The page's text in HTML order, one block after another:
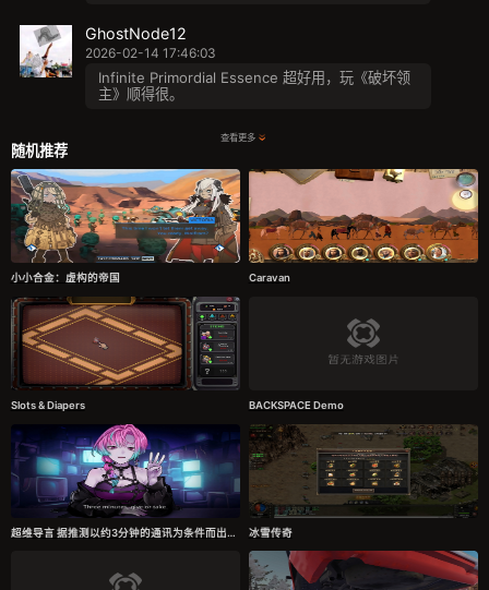
GhostNode12
2026-02-14 17:46:03
Infinite Primordial Essence 超好用，玩《破坏领
主》顺得很。
查看更多
随机推荐
小小合金：虚构的帝国 Caravan
Slots & Diapers BACKSPACE Demo
超维导言 据推测以约3分钟的通讯为条件而出现的超高维度界面之绪论 特殊预前实验 冰雪传奇